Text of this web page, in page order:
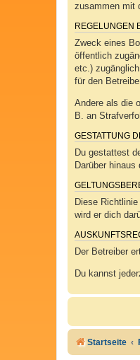
zusammen mit
REGELUNGEN
Zweck eines
öffentlich
etc.)
für den
Andere als die
B. an
GESTATTUNG
Du gestattest
Darüber
Diese
wird er dich
Der Betreiber
Du kannst
Startseite